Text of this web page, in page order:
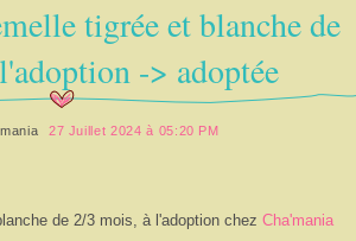
tigrée et blanche de
-> adoptée
27 Juillet 2024 à 05:20 PM
de 2/3 mois, à l'adoption chez Cha'mania